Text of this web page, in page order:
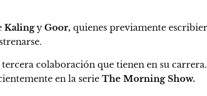
KalingyGoor, quienes previamente
colaboración que tienen en su carrera.
en la serie The Morning Show.